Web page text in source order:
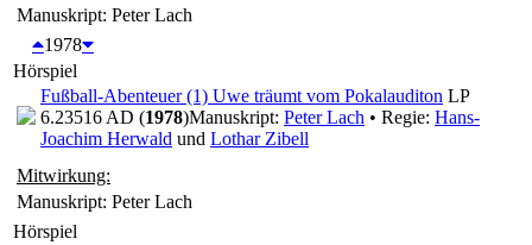
Manuskript: Peter Lach
1978
Hörspiel
Fußball-Abenteuer (1) Uwe träumt vom Pokalauditon LP
6.23516 AD (1978)Manuskript: Peter Lach • Regie: Hans-
Joachim Herwald und Lothar Zibell
Mitwirkung:
Manuskript: Peter Lach
Hörspiel